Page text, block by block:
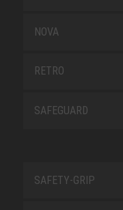
NOVA
RETRO
SAFEGUARD
SAFETY-GRIP